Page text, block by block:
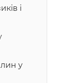
і
у